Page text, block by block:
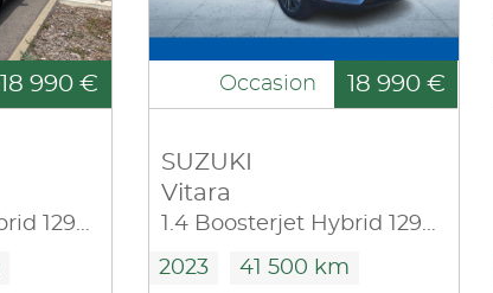
18 990 €
1.4 Boosterjet Hybrid 129ch Style
Occasion 18 990 €
SUZUKI
Vitara
1.4 Boosterjet Hybrid 129ch Style
2023 41 500 km